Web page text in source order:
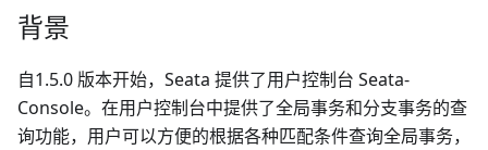
背景
自1.5.0 版本开始，Seata 提供了用户控制台 Seata-
Console。在用户控制台中提供了全局事务和分支事务的查
询功能，用户可以方便的根据各种匹配条件查询全局事务，